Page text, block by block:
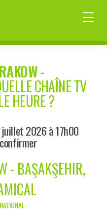
-
CHAÎNE TV
HEURE ?
2026 à 17h00
- BAŞAKŞEHIR,